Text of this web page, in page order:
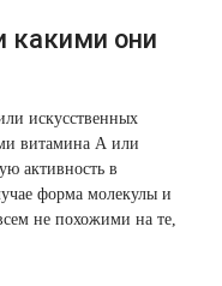
какими они
искусственных
витамина А или
активность в
форма молекулы и
не похожими на те,
глаз
лице